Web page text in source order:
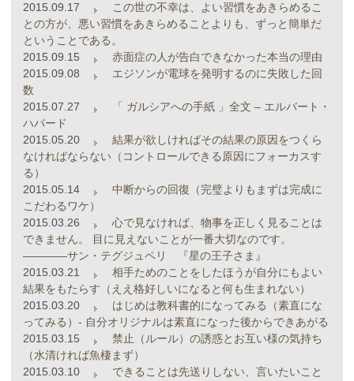
2015.09.17
この世の不幸は、よい習慣をあきらめるこ
との方が、悪い習慣をあきらめることよりも、ずっと簡単だ
ということである。
2015.09.15
赤面症の人が告白できなかった本当の理由
2015.09.08
エジソンが電球を発明するのに失敗した回
数
2015.07.27
「 ガルシアへの手紙 」全文 – エルバート・
ハバード
2015.05.20
結果が欲しければその結果の原因をつくら
なければならない（コントロールできる原因にフォーカスす
る）
2015.05.14
中断からの回復（完璧よりもまずは完成に
こだわるワケ）
2015.03.26
心で見なければ、物事を正しく見ることは
できません。 目に見えないことが一番大切なのです。
――――サン・テグジュペリ 『星の王子さま』
2015.03.21
相手ためのことをしたほうが自分にもよい
結果をもたらす（ええ格好しいになると何も生まれない）
2015.03.20
はじめは教科書的になってみる（素直にな
ってみる）- 自分オリジナルは素直になった後からできあがる
2015.03.15
禁止（ルール）の誘惑とお互い様の気持ち
（水清ければ魚棲まず）
2015.03.10
できることは先送りしない、言いたいこと